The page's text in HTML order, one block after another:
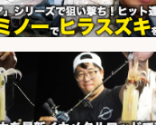
時間選べる×未経験歓
志布志市
社ホットスタッフ鹿児島
sponsored by 求人ボックス